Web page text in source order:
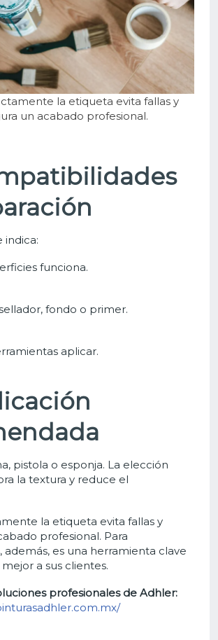
la etiqueta evita fallas y
un acabado profesional.
indica:
funciona.
fondo o primer.
aplicar.
pistola o esponja. La elección
la textura y reduce el
la etiqueta evita fallas y
profesional. Para
además, es una herramienta clave
a sus clientes.
profesionales de Adhler: